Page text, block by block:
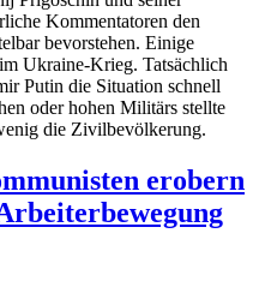
Kommentatoren den
bevorstehen. Einige
Ukraine-Krieg. Tatsächlich
Putin die Situation schnell
oder hohen Militärs stellte
die Zivilbevölkerung.
erobern